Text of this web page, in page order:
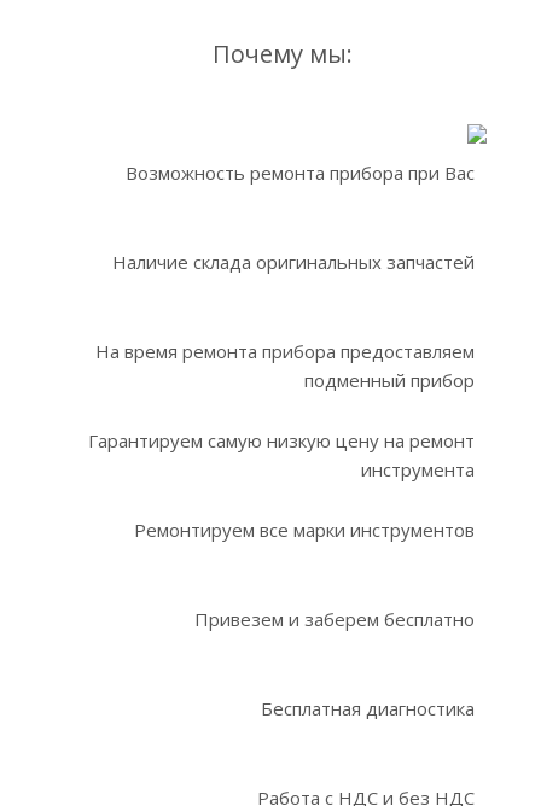
Почему мы:
Возможность ремонта прибора при Вас
Наличие склада оригинальных запчастей
На время ремонта прибора предоставляем
подменный прибор
Гарантируем самую низкую цену на ремонт
инструмента
Ремонтируем все марки инструментов
Привезем и заберем бесплатно
Бесплатная диагностика
Работа с НДС и без НДС